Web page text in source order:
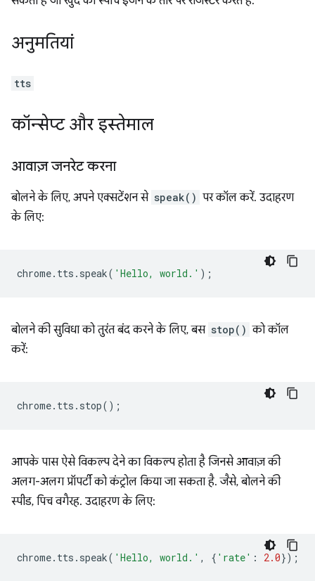
अनुमतियां
tts
कॉन्सेप्ट और इस्तेमाल
आवाज़ जनरेट करना
बोलने के लिए, अपने एक्सटेंशन से speak() पर कॉल करें. उदाहरण
के लिए:
chrome. tts . speak( 'Hello, world.' );
बोलने की सुविधा को तुरंत बंद करने के लिए, बस stop() को कॉल
करें:
chrome. tts . stop();
आपके पास ऐसे विकल्प देने का विकल्प होता है जिनसे आवाज़ की
अलग-अलग प्रॉपर्टी को कंट्रोल किया जा सकता है. जैसे, बोलने की
स्पीड, पिच वगैरह. उदाहरण के लिए:
chrome. tts . speak( 'Hello, world.' , { 'rate' : 2.0});